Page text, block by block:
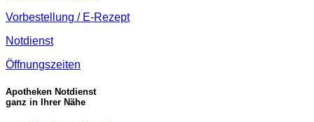
Vorbestellung / E-Rezept
Notdienst
Öffnungszeiten
Apotheken Notdienst
ganz in Ihrer Nähe